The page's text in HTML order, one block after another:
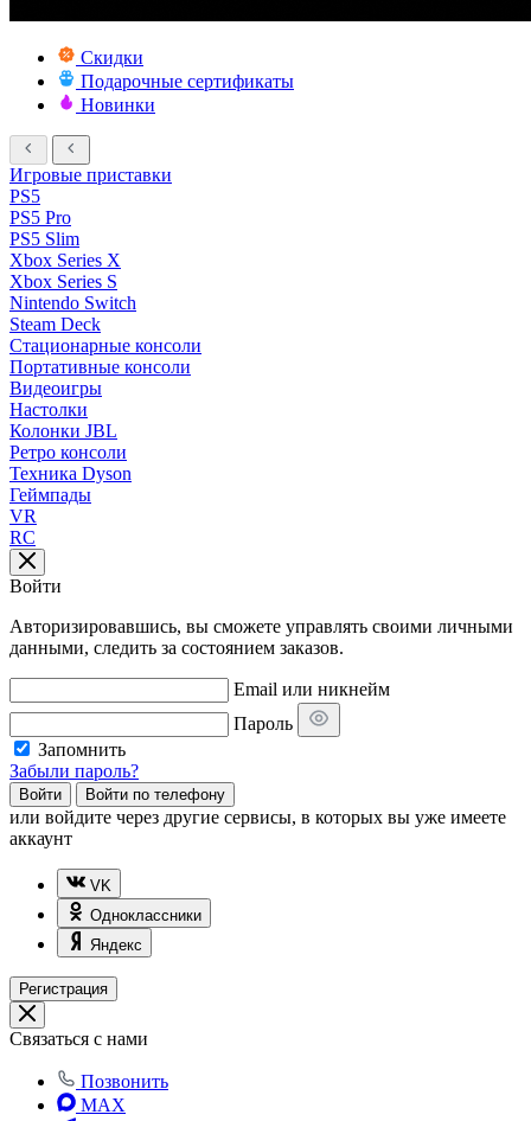
Скидки
Подарочные сертификаты
Новинки
Игровые приставки
PS5
PS5 Pro
PS5 Slim
Xbox Series X
Xbox Series S
Nintendo Switch
Steam Deck
Стационарные консоли
Портативные консоли
Видеоигры
Настолки
Колонки JBL
Ретро консоли
Техника Dyson
Геймпады
VR
RC
Войти
Авторизировавшись, вы сможете управлять своими личными
данными, следить за состоянием заказов.
Email или никнейм
Пароль
Запомнить
Забыли пароль?
Войти Войти по телефону
или войдите через другие сервисы, в которых вы уже имеете
аккаунт
VK
Одноклассники
Яндекс
Регистрация
Связаться с нами
Позвонить
MAX